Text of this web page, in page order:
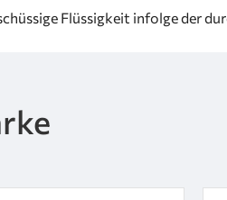
Flüssigkeit infolge der